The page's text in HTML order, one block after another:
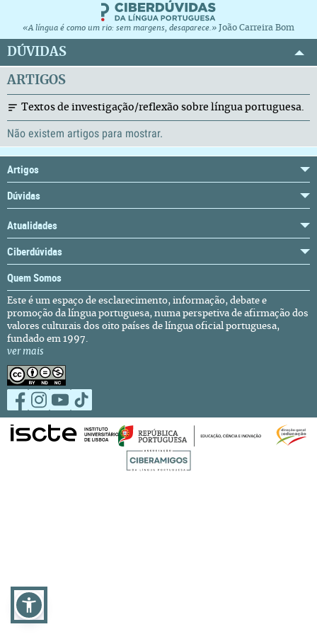
«A língua é como um rio: sem margens, desaparece.» João Carreira Bom
DÚVIDAS
ARTIGOS
Textos de investigação/reflexão sobre língua portuguesa.
Não existem artigos para mostrar.
Artigos
Dúvidas
Atualidades
Ciberdúvidas
Quem Somos
Este é um espaço de esclarecimento, informação, debate e
promoção da língua portuguesa, numa perspetiva de afirmação dos
valores culturais dos oito países de língua oficial portuguesa,
fundado em 1997.
ver mais